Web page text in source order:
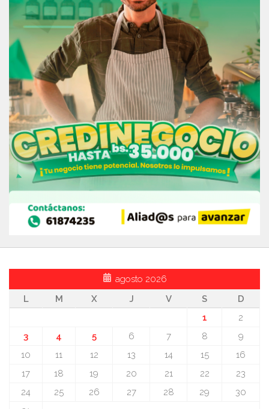
agosto 2026
L
M X J V S
D
1
2
3
4 5 6 7 8
9
10
11 12 13 14 15
16
17
18 19 20 21 22
23
24
25 26 27 28 29
30